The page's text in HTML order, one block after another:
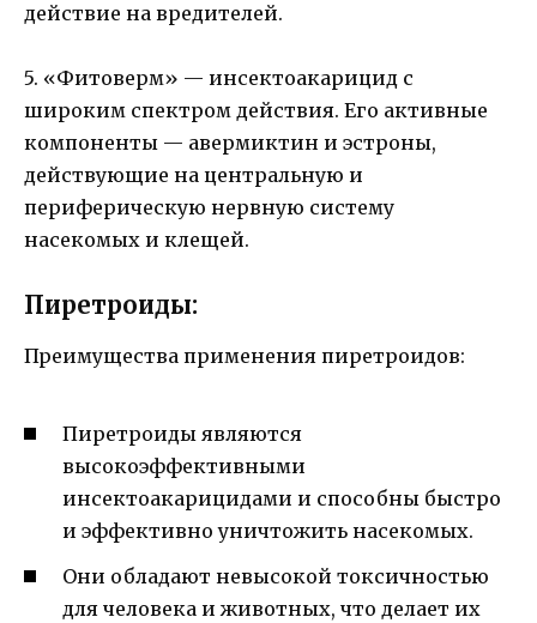
действие на вредителей.
5. «Фитоверм» — инсектоакарицид с
широким спектром действия. Его активные
компоненты — авермиктин и эстроны,
действующие на центральную и
периферическую нервную систему
насекомых и клещей.
Пиретроиды:
Преимущества применения пиретроидов:
Пиретроиды являются
высокоэффективными
инсектоакарицидами и способны быстро
и эффективно уничтожить насекомых.
Они обладают невысокой токсичностью
для человека и животных, что делает их